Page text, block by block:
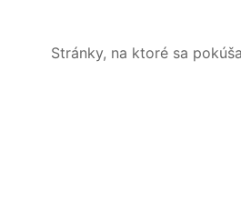
Stránky, na ktoré sa